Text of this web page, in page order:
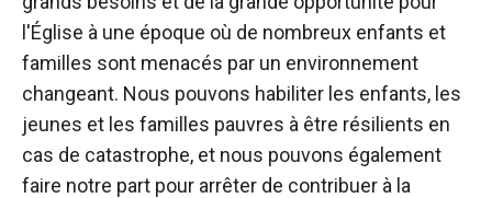
l'Église à une époque où de nombreux enfants et
familles sont menacés par un environnement
changeant. Nous pouvons habiliter les enfants, les
jeunes et les familles pauvres à être résilients en
cas de catastrophe, et nous pouvons également
faire notre part pour arrêter de contribuer à la